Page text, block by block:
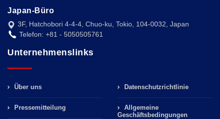
Japan-Büro
3F, Hatchobori 4-4-4, Chuo-ku, Tokio, 104-0032, Japan
Telefon: +81 - 5050505761
Unternehmenslinks
Über uns
Pressemitteilung
Datenschutzrichtlinie
Allgemeine
Geschäftsbedingungen